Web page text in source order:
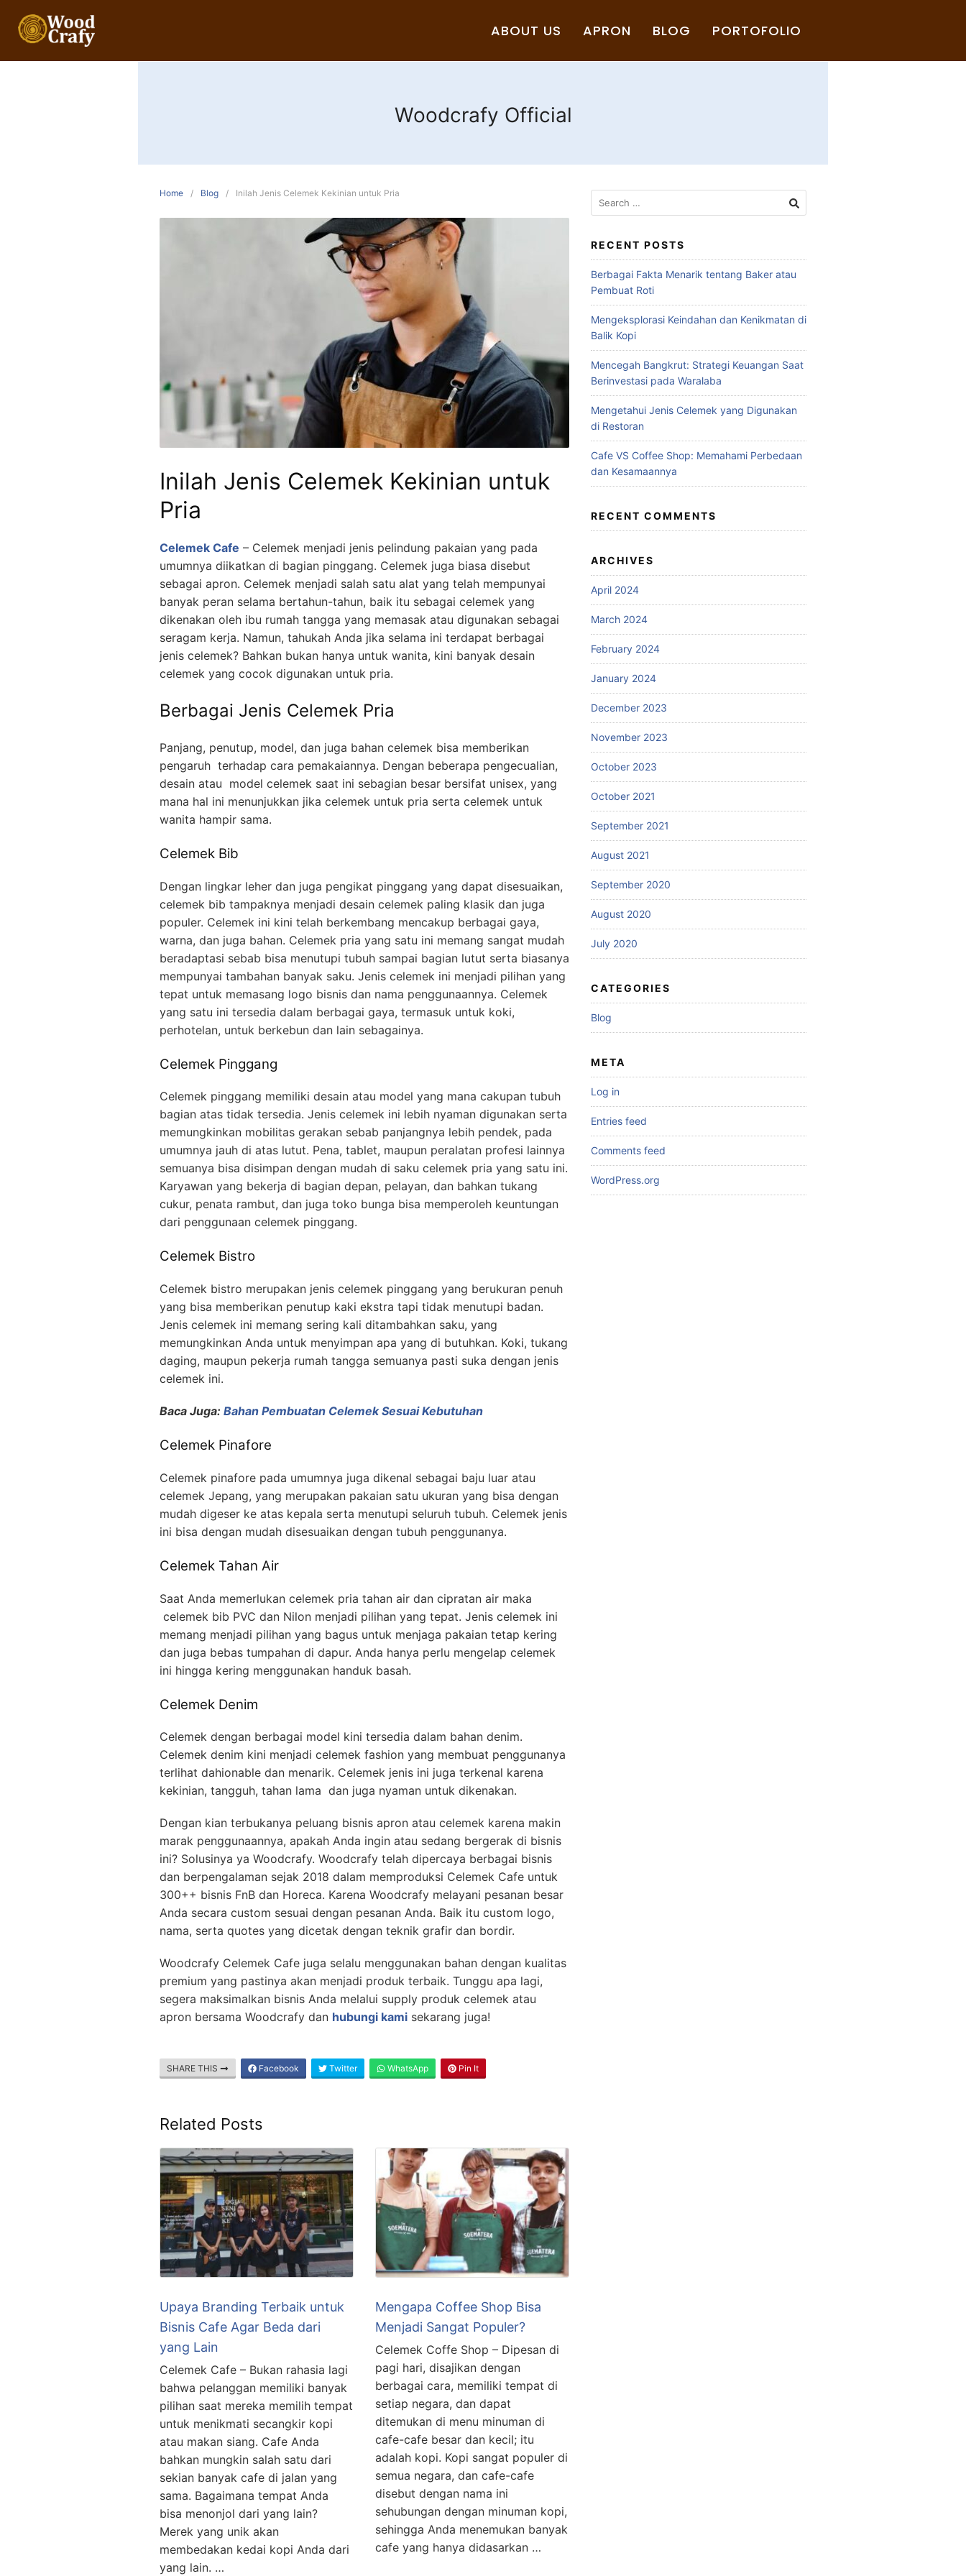
ABOUT US APRON BLOG PORTOFOLIO
Woodcrafy Official
Home Blog Inilah Jenis Celemek Kekinian untuk Pria
Inilah Jenis Celemek Kekinian untuk
Pria
Celemek Cafe – Celemek menjadi jenis pelindung pakaian yang pada
umumnya diikatkan di bagian pinggang. Celemek juga biasa disebut
sebagai apron. Celemek menjadi salah satu alat yang telah mempunyai
banyak peran selama bertahun-tahun, baik itu sebagai celemek yang
dikenakan oleh ibu rumah tangga yang memasak atau digunakan sebagai
seragam kerja. Namun, tahukah Anda jika selama ini terdapat berbagai
jenis celemek? Bahkan bukan hanya untuk wanita, kini banyak desain
celemek yang cocok digunakan untuk pria.
Berbagai Jenis Celemek Pria
Panjang, penutup, model, dan juga bahan celemek bisa memberikan
pengaruh terhadap cara pemakaiannya. Dengan beberapa pengecualian,
desain atau model celemek saat ini sebagian besar bersifat unisex, yang
mana hal ini menunjukkan jika celemek untuk pria serta celemek untuk
wanita hampir sama.
Celemek Bib
Dengan lingkar leher dan juga pengikat pinggang yang dapat disesuaikan,
celemek bib tampaknya menjadi desain celemek paling klasik dan juga
populer. Celemek ini kini telah berkembang mencakup berbagai gaya,
warna, dan juga bahan. Celemek pria yang satu ini memang sangat mudah
beradaptasi sebab bisa menutupi tubuh sampai bagian lutut serta biasanya
mempunyai tambahan banyak saku. Jenis celemek ini menjadi pilihan yang
tepat untuk memasang logo bisnis dan nama penggunaannya. Celemek
yang satu ini tersedia dalam berbagai gaya, termasuk untuk koki,
perhotelan, untuk berkebun dan lain sebagainya.
Celemek Pinggang
Celemek pinggang memiliki desain atau model yang mana cakupan tubuh
bagian atas tidak tersedia. Jenis celemek ini lebih nyaman digunakan serta
memungkinkan mobilitas gerakan sebab panjangnya lebih pendek, pada
umumnya jauh di atas lutut. Pena, tablet, maupun peralatan profesi lainnya
semuanya bisa disimpan dengan mudah di saku celemek pria yang satu ini.
Karyawan yang bekerja di bagian depan, pelayan, dan bahkan tukang
cukur, penata rambut, dan juga toko bunga bisa memperoleh keuntungan
dari penggunaan celemek pinggang.
Celemek Bistro
Celemek bistro merupakan jenis celemek pinggang yang berukuran penuh
yang bisa memberikan penutup kaki ekstra tapi tidak menutupi badan.
Jenis celemek ini memang sering kali ditambahkan saku, yang
memungkinkan Anda untuk menyimpan apa yang di butuhkan. Koki, tukang
daging, maupun pekerja rumah tangga semuanya pasti suka dengan jenis
celemek ini.
Baca Juga: Bahan Pembuatan Celemek Sesuai Kebutuhan
Celemek Pinafore
Celemek pinafore pada umumnya juga dikenal sebagai baju luar atau
celemek Jepang, yang merupakan pakaian satu ukuran yang bisa dengan
mudah digeser ke atas kepala serta menutupi seluruh tubuh. Celemek jenis
ini bisa dengan mudah disesuaikan dengan tubuh penggunanya.
Celemek Tahan Air
Saat Anda memerlukan celemek pria tahan air dan cipratan air maka
celemek bib PVC dan Nilon menjadi pilihan yang tepat. Jenis celemek ini
memang menjadi pilihan yang bagus untuk menjaga pakaian tetap kering
dan juga bebas tumpahan di dapur. Anda hanya perlu mengelap celemek
ini hingga kering menggunakan handuk basah.
Celemek Denim
Celemek dengan berbagai model kini tersedia dalam bahan denim.
Celemek denim kini menjadi celemek fashion yang membuat penggunanya
terlihat dahionable dan menarik. Celemek jenis ini juga terkenal karena
kekinian, tangguh, tahan lama dan juga nyaman untuk dikenakan.
Dengan kian terbukanya peluang bisnis apron atau celemek karena makin
marak penggunaannya, apakah Anda ingin atau sedang bergerak di bisnis
ini? Solusinya ya Woodcrafy. Woodcrafy telah dipercaya berbagai bisnis
dan berpengalaman sejak 2018 dalam memproduksi Celemek Cafe untuk
300++ bisnis FnB dan Horeca. Karena Woodcrafy melayani pesanan besar
Anda secara custom sesuai dengan pesanan Anda. Baik itu custom logo,
nama, serta quotes yang dicetak dengan teknik grafir dan bordir.
Woodcrafy Celemek Cafe juga selalu menggunakan bahan dengan kualitas
premium yang pastinya akan menjadi produk terbaik. Tunggu apa lagi,
segera maksimalkan bisnis Anda melalui supply produk celemek atau
apron bersama Woodcrafy dan hubungi kami sekarang juga!
SHARE THIS Facebook Twitter WhatsApp Pin It
Related Posts
Upaya Branding Terbaik untuk
Bisnis Cafe Agar Beda dari
yang Lain
Celemek Cafe – Bukan rahasia lagi
bahwa pelanggan memiliki banyak
pilihan saat mereka memilih tempat
untuk menikmati secangkir kopi
atau makan siang. Cafe Anda
bahkan mungkin salah satu dari
sekian banyak cafe di jalan yang
sama. Bagaimana tempat Anda
bisa menonjol dari yang lain?
Merek yang unik akan
membedakan kedai kopi Anda dari
yang lain. …
Mengapa Coffee Shop Bisa
Menjadi Sangat Populer?
Celemek Coffe Shop – Dipesan di
pagi hari, disajikan dengan
berbagai cara, memiliki tempat di
setiap negara, dan dapat
ditemukan di menu minuman di
cafe-cafe besar dan kecil; itu
adalah kopi. Kopi sangat populer di
semua negara, dan cafe-cafe
disebut dengan nama ini
sehubungan dengan minuman kopi,
sehingga Anda menemukan banyak
cafe yang hanya didasarkan …
RECENT POSTS
Berbagai Fakta Menarik tentang Baker atau
Pembuat Roti
Mengeksplorasi Keindahan dan Kenikmatan di
Balik Kopi
Mencegah Bangkrut: Strategi Keuangan Saat
Berinvestasi pada Waralaba
Mengetahui Jenis Celemek yang Digunakan
di Restoran
Cafe VS Coffee Shop: Memahami Perbedaan
dan Kesamaannya
RECENT COMMENTS
ARCHIVES
April 2024
March 2024
February 2024
January 2024
December 2023
November 2023
October 2023
October 2021
September 2021
August 2021
September 2020
August 2020
July 2020
CATEGORIES
Blog
META
Log in
Entries feed
Comments feed
WordPress.org